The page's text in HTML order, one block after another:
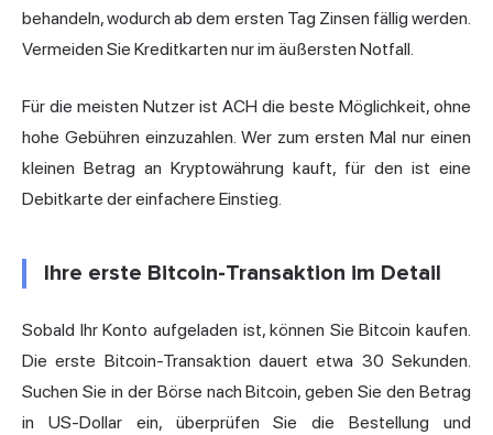
behandeln, wodurch ab dem ersten Tag Zinsen fällig werden.
Vermeiden Sie Kreditkarten nur im äußersten Notfall.
Für die meisten Nutzer ist ACH die beste Möglichkeit, ohne
hohe Gebühren einzuzahlen. Wer zum ersten Mal nur einen
kleinen Betrag an Kryptowährung kauft, für den ist eine
Debitkarte der einfachere Einstieg.
Ihre erste Bitcoin-Transaktion im Detail
Sobald Ihr Konto aufgeladen ist, können Sie Bitcoin kaufen.
Die erste Bitcoin-Transaktion dauert etwa 30 Sekunden.
Suchen Sie in der Börse nach Bitcoin, geben Sie den Betrag
in US-Dollar ein, überprüfen Sie die Bestellung und